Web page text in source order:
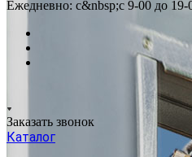
Ежедневно: с&nbsp;с 9-00 до 19-
Заказать звонок
Каталог